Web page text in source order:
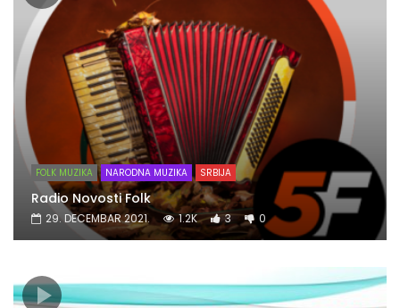
FOLK MUZIKA NARODNA MUZIKA SRBIJA
Radio Novosti Folk
29. DECEMBAR 2021. 1.2K 3 0